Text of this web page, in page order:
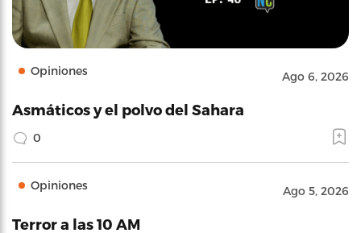
Opiniones Ago 6, 2026
Asmáticos y el polvo del Sahara
0
Opiniones Ago 5, 2026
Terror a las 10 AM